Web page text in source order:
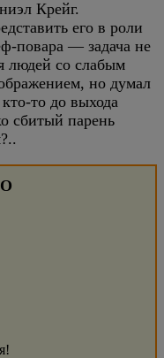
Крейг.
его в роли
повара — задача не
людей со слабым
но думал
то до выхода
сбитый парень